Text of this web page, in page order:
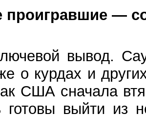
проигравшие —
вывод.
о курдах и
США сначала
готовы выйти из